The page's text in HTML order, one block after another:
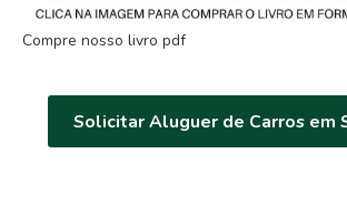
Compre nosso livro pdf
Solicitar Aluguer de Carros em